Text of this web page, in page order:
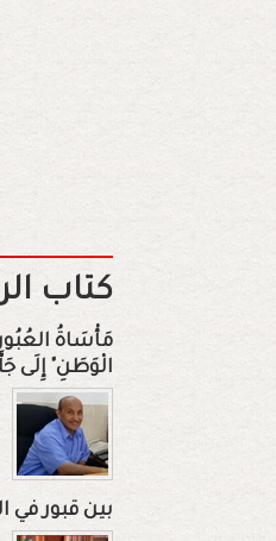
كتاب
مَأْسَاةُ
الْوَطَنِ" إِلَى
بين قبور